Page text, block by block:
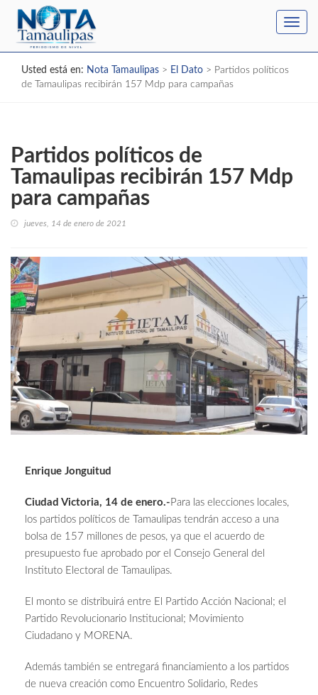
Usted está en: Nota Tamaulipas > El Dato > Partidos políticos
de Tamaulipas recibirán 157 Mdp para campañas
Partidos políticos de
Tamaulipas recibirán 157 Mdp
para campañas
jueves, 14 de enero de 2021
Enrique Jonguitud
Ciudad Victoria, 14 de enero.- Para las elecciones locales,
los partidos políticos de Tamaulipas tendrán acceso a una
bolsa de 157 millones de pesos, ya que el acuerdo de
presupuesto fue aprobado por el Consejo General del
Instituto Electoral de Tamaulipas.
El monto se distribuirá entre El Partido Acción Nacional; el
Partido Revolucionario Institucional; Movimiento
Ciudadano y MORENA.
Además también se entregará financiamiento a los partidos
de nueva creación como Encuentro Solidario, Redes